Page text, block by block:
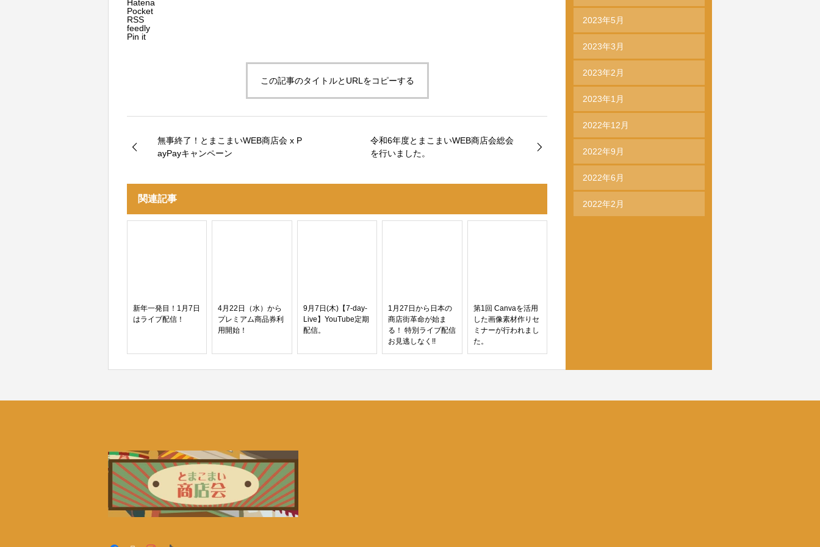
Hatena
Pocket
RSS
feedly
Pin it
この記事のタイトルとURLをコピーする
無事終了！とまこまいWEB商店会 x P
ayPayキャンペーン
令和6年度とまこまいWEB商店会総会
を行いました。
関連記事
新年一発目！1月7日
はライブ配信！
4月22日（水）から
プレミアム商品券利
用開始！
9月7日(木)【7-day-
Live】YouTube定期
配信。
1月27日から日本の
商店街革命が始ま
る！ 特別ライブ配信
お見逃しなく!!
第1回 Canvaを活用
した画像素材作りセ
ミナーが行われまし
た。
2023年5月
2023年3月
2023年2月
2023年1月
2022年12月
2022年9月
2022年6月
2022年2月